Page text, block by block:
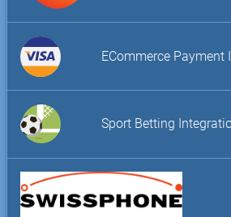
ECommerce Payment
Sport Betting